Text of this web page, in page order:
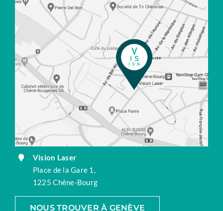
Vision Laser
Place de la Gare 1,
1225 Chêne-Bourg
NOUS TROUVER À GENÈVE